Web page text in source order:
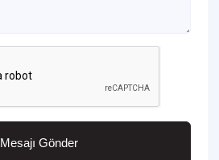
Mesajı Gönder